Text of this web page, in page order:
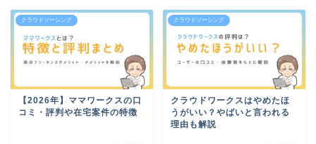
クラウドソーシング
【2026年】ママワークスの口
コミ・評判や在宅案件の特徴
クラウドソーシング
クラウドワークスはやめたほ
うがいい？やばいと言われる
理由も解説